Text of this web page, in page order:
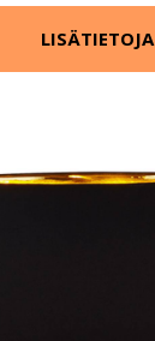
LISÄTIETOJA